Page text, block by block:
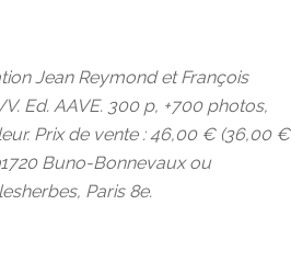
Jean Reymond et François
Ed. AAVE. 300 p, +700 photos,
Prix de vente : 46,00 € (36,00 €
Buno-Bonnevaux ou
Paris 8e.